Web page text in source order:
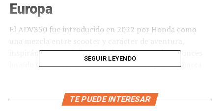
Europa
El ADV350 fue introducido en 2022 por Honda como
inspirándose en el diseño de la X‑ADV. Desde entonces
ha sido uno de los modelos más exitosos para la marca
SEGUIR LEYENDO
TE PUEDE INTERESAR